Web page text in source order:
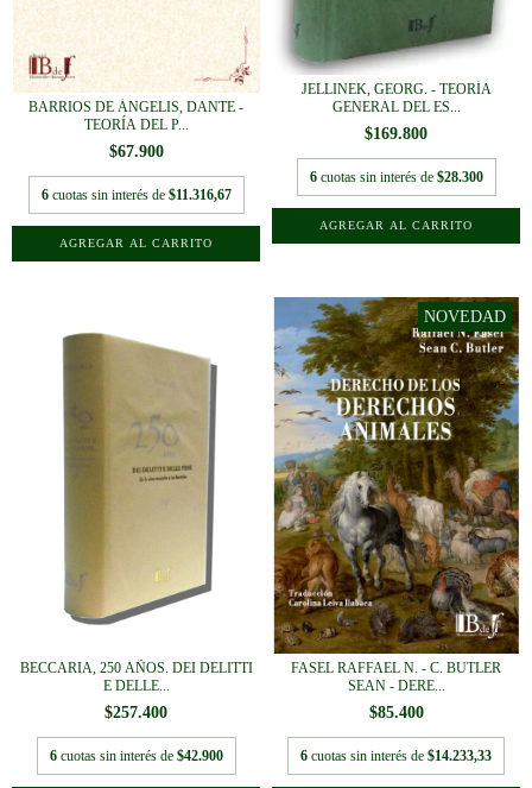
BARRIOS DE ÁNGELIS, DANTE -
TEORÍA DEL P...
$67.900
6 cuotas sin interés de $11.316,67
JELLINEK, GEORG. - TEORÍA
GENERAL DEL ES...
$169.800
6 cuotas sin interés de $28.300
BECCARIA, 250 AÑOS. DEI DELITTI
E DELLE...
$257.400
6 cuotas sin interés de $42.900
FASEL RAFFAEL N. - C. BUTLER
SEAN - DERE...
$85.400
6 cuotas sin interés de $14.233,33